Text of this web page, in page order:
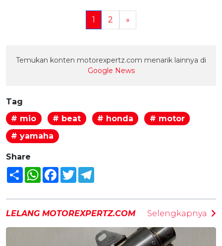
1 2 »
Temukan konten motorexpertz.com menarik lainnya di
Google News
Tag
# mio
# beat # honda
# motor
# yamaha
Share
Share WhatsAppFacebook
Twitter
LELANG MOTOREXPERTZ.COM Selengkapnya